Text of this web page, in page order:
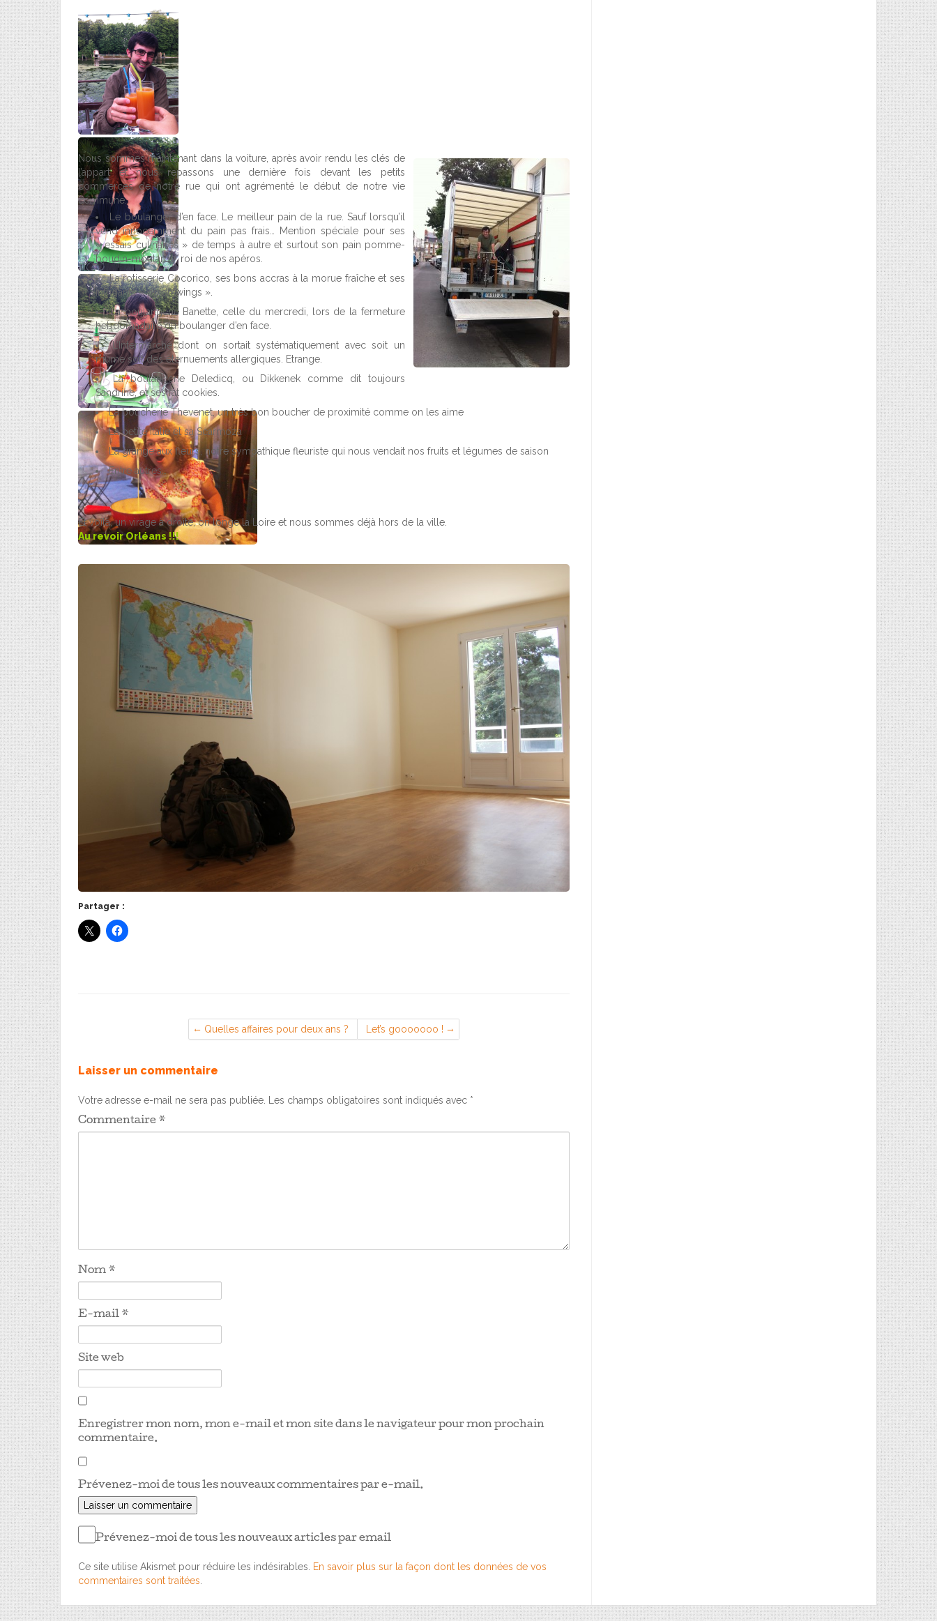
Nous sommes maintenant dans la voiture, après avoir rendu les clés de
l’appart et nous repassons une dernière fois devant les petits
commerces de notre rue qui ont agrémenté le début de notre vie
commune.
Le boulanger d’en face. Le meilleur pain de la rue. Sauf lorsqu’il
vend innocemment du pain pas frais… Mention spéciale pour ses
« essais culinaires » de temps à autre et surtout son pain pomme-
boudin-moutarde, roi de nos apéros.
La rotisserie Cocorico, ses bons accras à la morue fraîche et ses
intrigants « onion wings ».
La boulangerie Banette, celle du mercredi, lors de la fermeture
hebdomadaire du boulanger d’en face.
L’Intermarché dont on sortait systématiquement avec soit un
rhume soit des éternuements allergiques. Etrange.
La boulangerie Deledicq, ou Dikkenek comme dit toujours
Sandrine, et ses fat cookies.
La boucherie Thevenet, un très bon boucher de proximité comme on les aime
La petite Italie et sa Scarmoza
La grange aux fleurs, notre sympathique fleuriste qui nous vendait nos fruits et légumes de saison
Entre autres…
Et voilà, un virage à droite, on longe la Loire et nous sommes déjà hors de la ville.
Au revoir Orléans !!!
Partager :
Quelles affaires pour deux ans ? Let’s gooooooo !
Laisser un commentaire
Votre adresse e-mail ne sera pas publiée. Les champs obligatoires sont indiqués avec *
Commentaire *
Nom *
E-mail *
Site web
Enregistrer mon nom, mon e-mail et mon site dans le navigateur pour mon prochain
commentaire.
Prévenez-moi de tous les nouveaux commentaires par e-mail.
Prévenez-moi de tous les nouveaux articles par email
Ce site utilise Akismet pour réduire les indésirables. En savoir plus sur la façon dont les données de vos
commentaires sont traitées